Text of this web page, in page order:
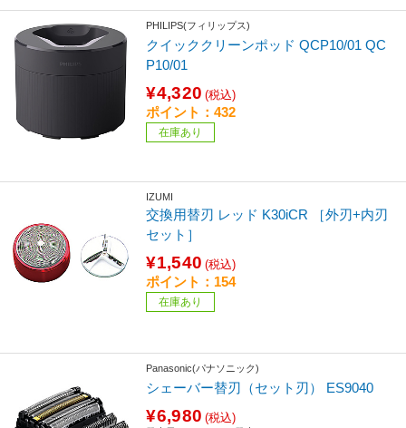
PHILIPS(フィリップス)
クイッククリーンポッド QCP10/01 QC
P10/01
¥4,320 (税込)
ポイント：432
在庫あり
IZUMI
交換用替刃 レッド K30iCR ［外刃+内刃
セット］
¥1,540 (税込)
ポイント：154
在庫あり
Panasonic(パナソニック)
シェーバー替刃（セット刃） ES9040
¥6,980 (税込)